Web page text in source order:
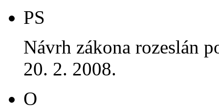
PS
Návrh zákona rozeslán
20. 2. 2008.
O